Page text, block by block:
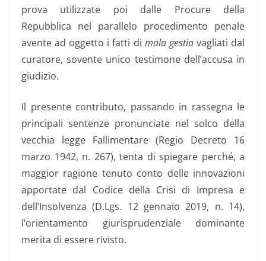
prova utilizzate poi dalle Procure della
Repubblica nel parallelo procedimento penale
avente ad oggetto i fatti di mala gestiovagliati dal
curatore, sovente unico testimone dell’accusa in
giudizio.
Il presente contributo, passando in rassegna le
principali sentenze pronunciate nel solco della
vecchia legge Fallimentare (Regio Decreto 16
marzo 1942, n. 267), tenta di spiegare perché, a
maggior ragione tenuto conto delle innovazioni
apportate dal Codice della Crisi di Impresa e
dell’Insolvenza (D.Lgs. 12 gennaio 2019, n. 14),
l’orientamento giurisprudenziale dominante
merita di essere rivisto.